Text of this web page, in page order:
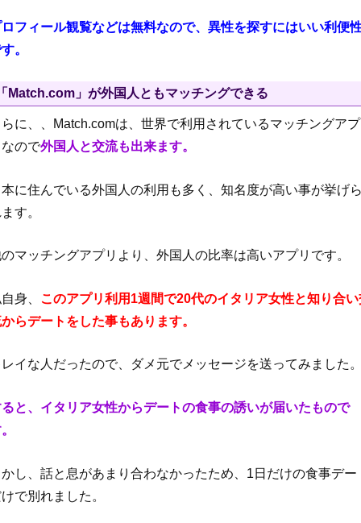
フィール観覧などは無料なので、異性を探すにはいい利便
。
Match.com」が外国人ともマッチングできる
に、、Match.comは、世界で利用されているマッチングアプ
ので外国人と交流も出来ます。
に住んでいる外国人の利用も多く、知名度が高い事が挙げら
す。
マッチングアプリより、外国人の比率は高いアプリです。
身、 このアプリ利用1週間で20代のイタリア女性と知り合い
らデートをした事もあります。
イな人だったので、ダメ元でメッセージを送ってみました。
と、イタリア女性からデートの食事の誘いが届いたもので
し、話と息があまり合わなかったため、1日だけの食事デー
で別れました。